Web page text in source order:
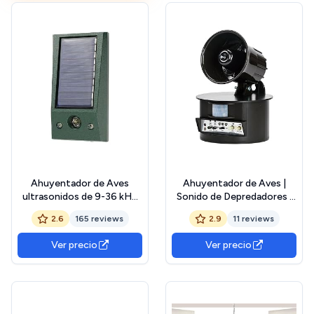
Ahuyentador de Aves
ultrasonidos de 9-36 kHz
(75dB) Modo Continuo
2.6 165 reviews
Ver precio
Ahuyentador de Aves |
Sonido de Depredadores |
Simulador de Disparos |
Luces Flash | Grandes
fincas | Palomas |
Estorninos | Gaviotas |
Cuervos etc
2.9 11 reviews
Ver precio